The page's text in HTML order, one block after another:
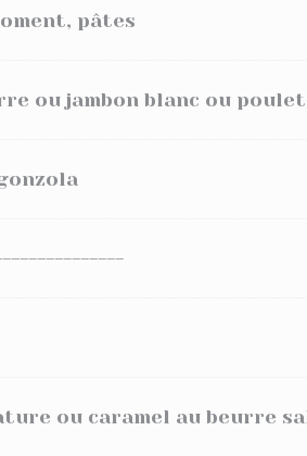
pâtes
ou jambon blanc ou poulet
ou caramel au beurre